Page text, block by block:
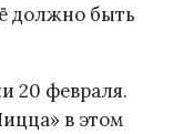
должно быть
20 февраля.
в этом